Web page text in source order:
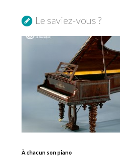
Le saviez-vous ?
À chacun son piano